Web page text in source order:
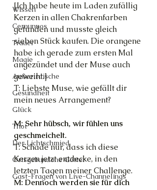
Wissen
Cernunnos
Trauer
Magie
Außerirdische
Gesundheit
Glück
Thot
Der Lichtschmied
Ortsgebundene Götter
Gast-Fragen von Live-Channelings
[Ich habe heute im Laden zufällig
Kerzen in allen Chakrenfarben
gefunden und musste gleich
sieben Stück kaufen. Die orangene
habe ich gerade zum ersten Mal
angezündet und der Muse auch
geweiht.]
T: Liebste Muse, wie gefällt dir
mein neues Arrangement?
M: Sehr hübsch, wir fühlen uns
geschmeichelt.
T: Schade nur, dass ich diese
Kerzen jetzt entdecke, in den
letzten Tagen meiner Challenge.
M: Dennoch werden sie für dich